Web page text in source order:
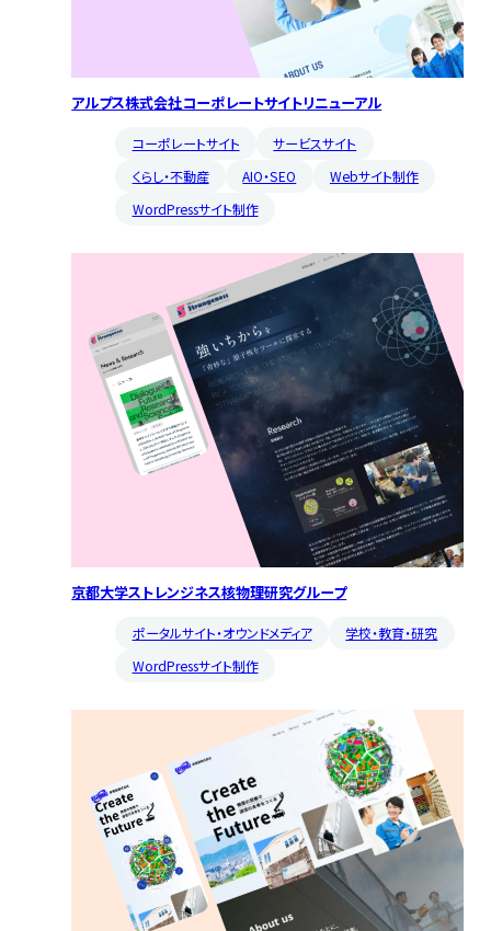
アルプス株式会社コーポレートサイトリニューアル
コーポレートサイト
サービスサイト
くらし・不動産
AIO・SEO
Webサイト制作
WordPressサイト制作
京都大学ストレンジネス核物理研究グループ
ポータルサイト・オウンドメディア
学校・教育・研究
WordPressサイト制作